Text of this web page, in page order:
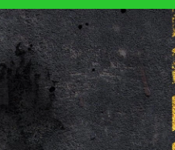
ШУМЕРЛЯ
ЛЕНИНСК
ШУЯ
ТУЛУН
ЧЕРЕМХОВО
ПРОХЛАДНЫЙ
МЕЖДУРЕЧЕНСК
КИРОВО ЧЕПЕЦК
БЕЛАЯ КАЛИТВА
КАСИМОВ
МОЖГА